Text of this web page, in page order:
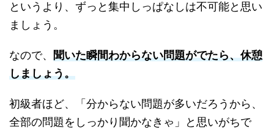
というより、ずっと集中しっぱなしは不可能と思い
ましょう。
なので、 聞いた瞬間わからない問題がでたら、休憩
しましょう。
初級者ほど、「分からない問題が多いだろうから、
全部の問題をしっかり聞かなきゃ」と思いがちで